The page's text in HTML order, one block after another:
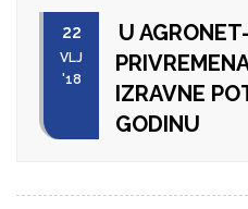
22
VLJ
'18
U
IZRAVNE
GODINU